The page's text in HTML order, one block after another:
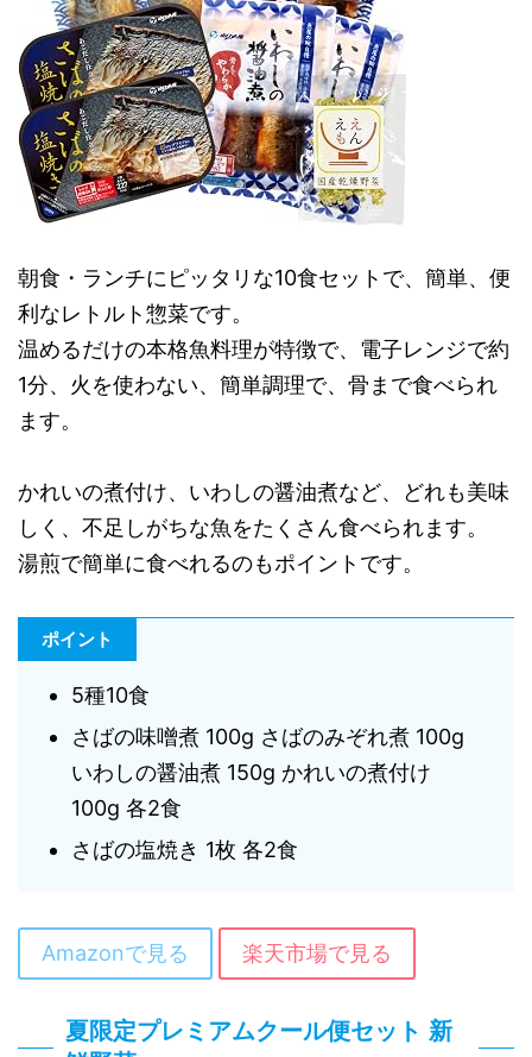
朝食・ランチにピッタリな10食セットで、簡単、便
利なレトルト惣菜です。
温めるだけの本格魚料理が特徴で、電子レンジで約
1分、火を使わない、簡単調理で、骨まで食べられ
ます。
かれいの煮付け、いわしの醤油煮など、どれも美味
しく、不足しがちな魚をたくさん食べられます。
湯煎で簡単に食べれるのもポイントです。
ポイント
5種10食
さばの味噌煮 100g さばのみぞれ煮 100g
いわしの醤油煮 150g かれいの煮付け
100g 各2食
さばの塩焼き 1枚 各2食
Amazonで見る 楽天市場で見る
夏限定プレミアムクール便セット 新